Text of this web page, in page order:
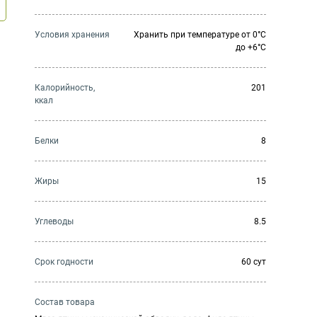
Условия хранения
Хранить при температуре от 0°С
до +6°С
Калорийность,
ккал
201
Белки 8
Жиры 15
Углеводы 8.5
Cрок годности 60 сут
Состав товара